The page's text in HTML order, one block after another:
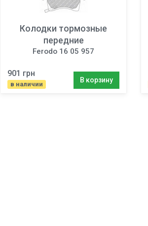
Колодки тормозные
передние
Ferodo 16 05 957
901 грн
в наличии
В корзину